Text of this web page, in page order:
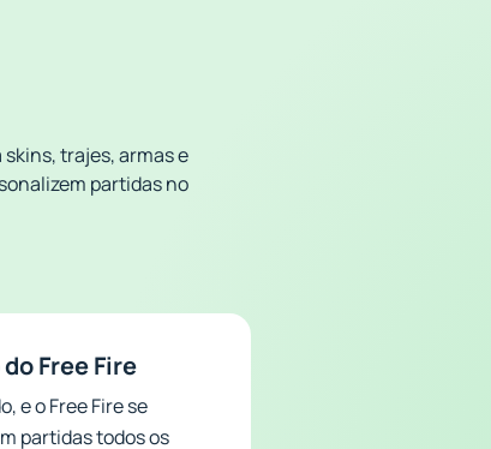
skins, trajes, armas e
partidas no
Free Fire
e o Free Fire se
partidas todos os